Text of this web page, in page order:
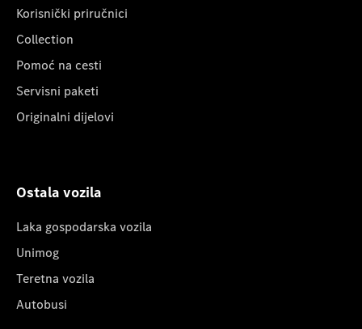
Korisnički priručnici
Collection
Pomoć na cesti
Servisni paketi
Originalni dijelovi
Ostala vozila
Laka gospodarska vozila
Unimog
Teretna vozila
Autobusi